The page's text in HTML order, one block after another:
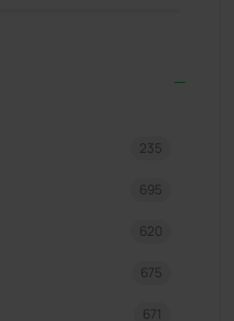
235
695
620
675
671